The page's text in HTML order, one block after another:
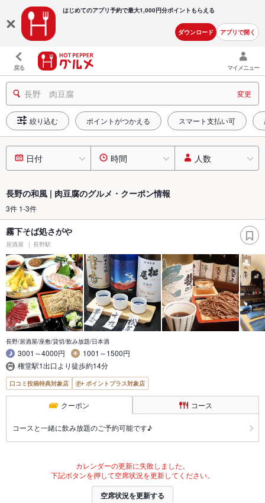
はじめてのアプリ予約で最大1,000円分ポイントもらえる
ダウンロード アプリで開く
戻る マイメニュー
長野 肉豆腐 変更
絞り込む ポイントがつかえる スマート支払い可
日付 時間 人数
長野の和風 | 肉豆腐のグルメ・クーポン情報
3件 1-3件
霧下そば処さがや
居酒屋 長野駅
長野/居酒屋/座敷/貸切/飲み放題/日本酒
3001～4000円
1001～1500円
権堂駅1出口より徒歩約14分
口コミ投稿特典対象店 ポイントプラス対象店
クーポン コース
コースと一緒に飲み放題のご予約可能です♪
カレンダーの更新に失敗しました。
下記ボタンを押して空席状況を更新してください。
空席状況を更新する